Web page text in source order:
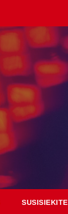
SUSISIEKITE